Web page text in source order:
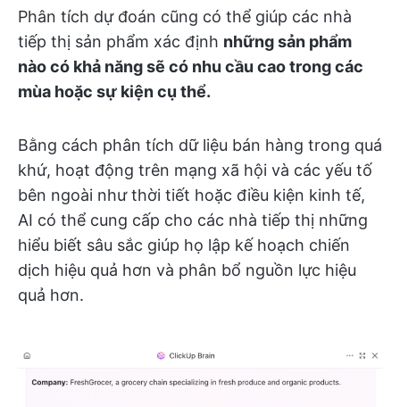
Phân tích dự đoán cũng có thể giúp các nhà
tiếp thị sản phẩm xác định những sản phẩm
nào có khả năng sẽ có nhu cầu cao trong các
mùa hoặc sự kiện cụ thể.
Bằng cách phân tích dữ liệu bán hàng trong quá
khứ, hoạt động trên mạng xã hội và các yếu tố
bên ngoài như thời tiết hoặc điều kiện kinh tế,
AI có thể cung cấp cho các nhà tiếp thị những
hiểu biết sâu sắc giúp họ lập kế hoạch chiến
dịch hiệu quả hơn và phân bổ nguồn lực hiệu
quả hơn.